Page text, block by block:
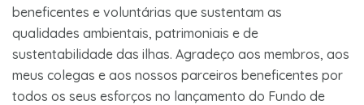
beneficentes e voluntárias que sustentam as
qualidades ambientais, patrimoniais e de
sustentabilidade das ilhas. Agradeço aos membros, aos
meus colegas e aos nossos parceiros beneficentes por
todos os seus esforços no lançamento do Fundo de